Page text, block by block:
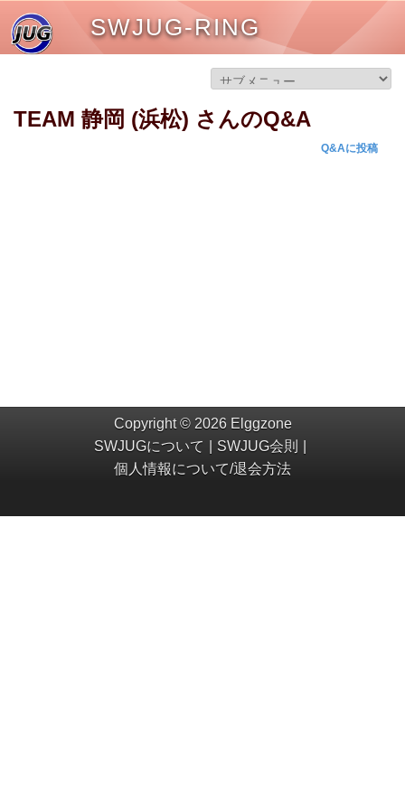
SWJUG-RING
TEAM 静岡 (浜松) さんのQ&A
Q&Aに投稿
Copyright © 2026 Elggzone
SWJUGについて
SWJUG会則
個人情報について/退会方法